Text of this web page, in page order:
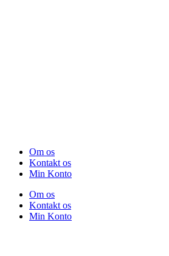
Om os
Kontakt os
Min Konto
Om os
Kontakt os
Min Konto